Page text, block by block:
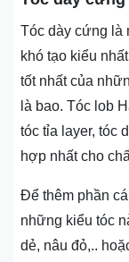
Tóc dày cứng là
khó tạo kiểu
tốt nhất của
là bao. Tóc lob
tóc tỉa layer, tóc
hợp nhất cho
Để thêm phần
những kiểu tóc
dẻ, nâu đỏ,..